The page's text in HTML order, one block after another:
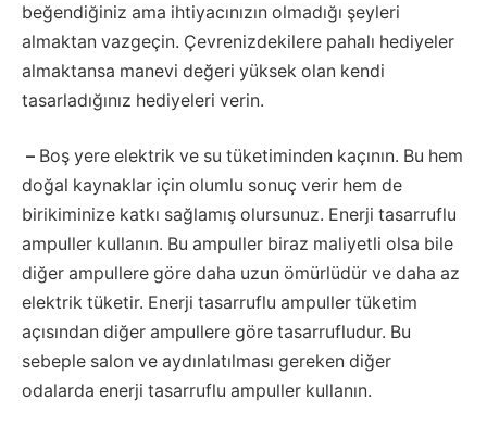
beğendiğiniz ama ihtiyacınızın olmadığı şeyleri
almaktan vazgeçin. Çevrenizdekilere pahalı hediyeler
almaktansa manevi değeri yüksek olan kendi
tasarladığınız hediyeleri verin.
– Boş yere elektrik ve su tüketiminden kaçının. Bu hem
doğal kaynaklar için olumlu sonuç verir hem de
birikiminize katkı sağlamış olursunuz. Enerji tasarruflu
ampuller kullanın. Bu ampuller biraz maliyetli olsa bile
diğer ampullere göre daha uzun ömürlüdür ve daha az
elektrik tüketir. Enerji tasarruflu ampuller tüketim
açısından diğer ampullere göre tasarrufludur. Bu
sebeple salon ve aydınlatılması gereken diğer
odalarda enerji tasarruflu ampuller kullanın.